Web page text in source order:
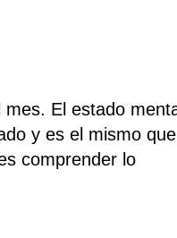
El estado
y es el mismo
comprender lo